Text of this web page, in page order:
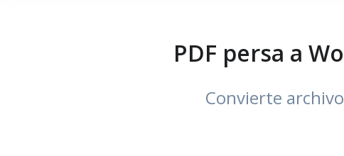
PDF persa a
Convierte